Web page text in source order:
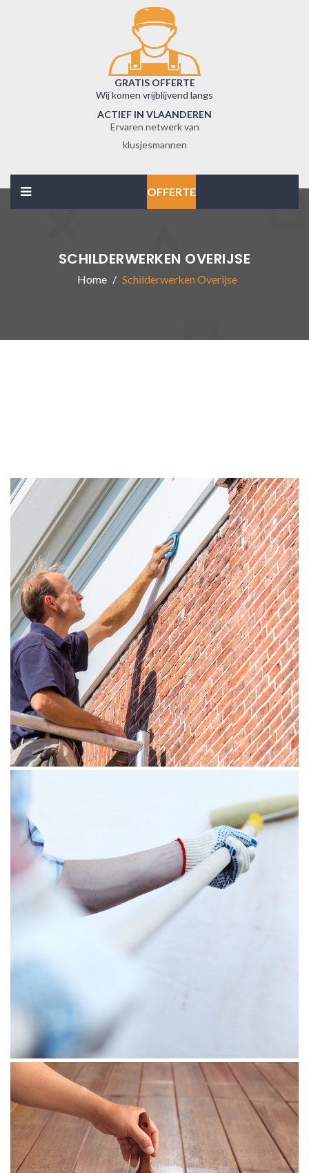
GRATIS OFFERTE
Wij komen vrijblijvend langs
ACTIEF IN VLAANDEREN
Ervaren netwerk van
klusjesmannen
OFFERTE
SCHILDERWERKEN OVERIJSE
Home Schilderwerken Overijse